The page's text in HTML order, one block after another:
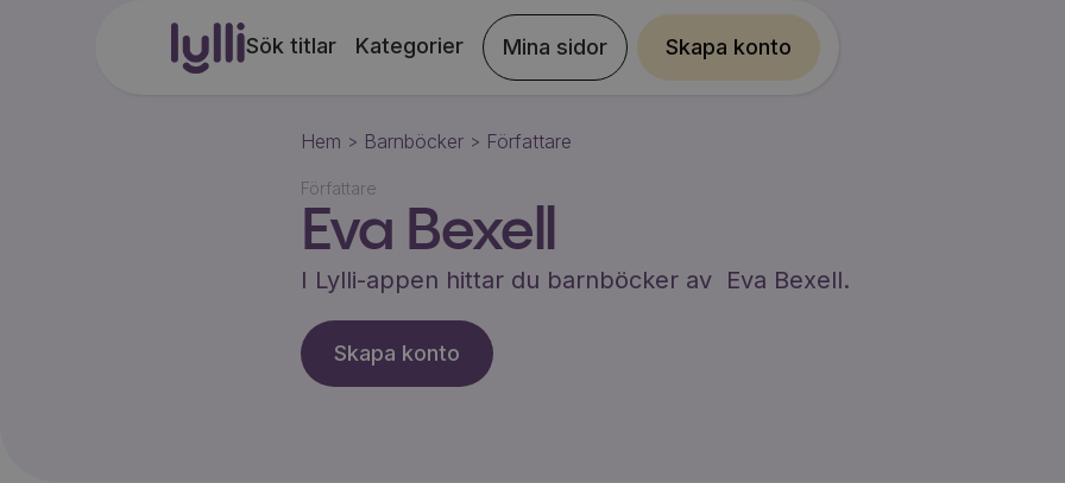
Sök titlar Kategorier Mina sidor Skapa konto
Hem > Barnböcker > Författare
Författare
Eva Bexell
I Lylli-appen hittar du barnböcker av Eva Bexell.
Skapa konto